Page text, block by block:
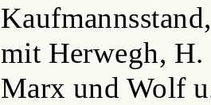
mit Herwegh, H.
Marx und Wolf